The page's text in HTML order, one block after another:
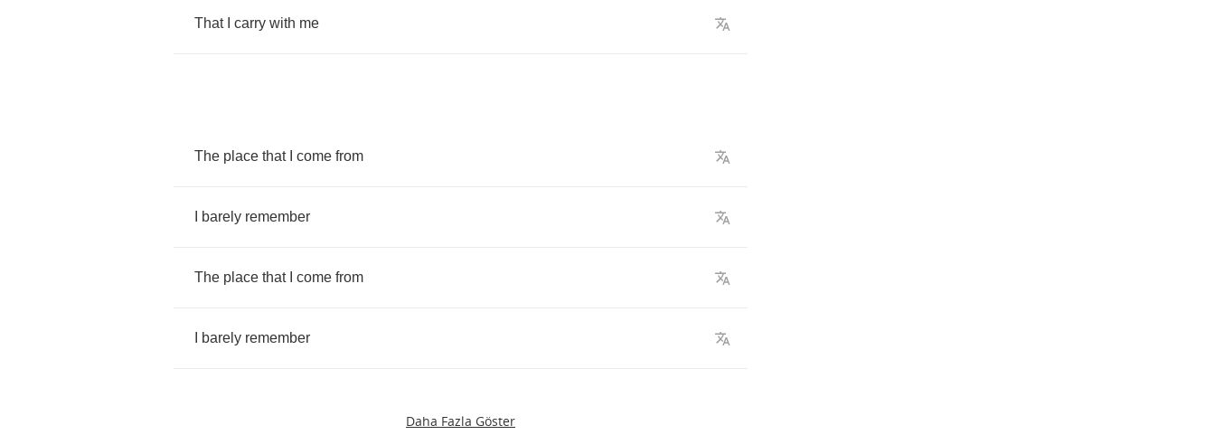
That carry with me
The place that come from
barely remember
The place that come from
barely remember
Daha Fazla Göster